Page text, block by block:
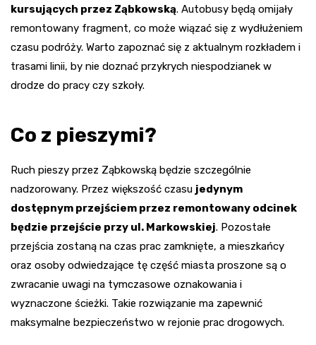
kursujących przez Ząbkowską. Autobusy będą omijały
remontowany fragment, co może wiązać się z wydłużeniem
czasu podróży. Warto zapoznać się z aktualnym rozkładem i
trasami linii, by nie doznać przykrych niespodzianek w
drodze do pracy czy szkoły.
Co z pieszymi?
Ruch pieszy przez Ząbkowską będzie szczególnie
nadzorowany. Przez większość czasu jedynym
dostępnym przejściem przez remontowany odcinek
będzie przejście przy ul. Markowskiej. Pozostałe
przejścia zostaną na czas prac zamknięte, a mieszkańcy
oraz osoby odwiedzające tę część miasta proszone są o
zwracanie uwagi na tymczasowe oznakowania i
wyznaczone ścieżki. Takie rozwiązanie ma zapewnić
maksymalne bezpieczeństwo w rejonie prac drogowych.